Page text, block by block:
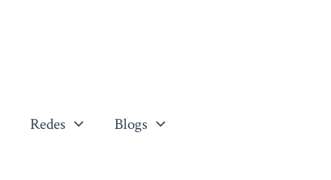
Redes Blogs